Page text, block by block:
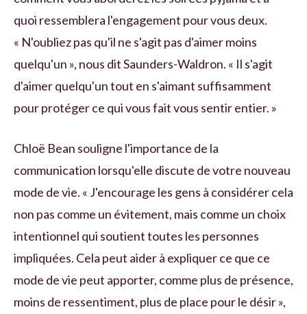
quoi ressemblera l'engagement pour vous deux.
« N'oubliez pas qu'il ne s'agit pas d'aimer moins
quelqu'un », nous dit Saunders-Waldron. « Il s'agit
d'aimer quelqu'un tout en s'aimant suffisamment
pour protéger ce qui vous fait vous sentir entier. »
Chloë Bean souligne l'importance de la
communication lorsqu'elle discute de votre nouveau
mode de vie. « J'encourage les gens à considérer cela
non pas comme un évitement, mais comme un choix
intentionnel qui soutient toutes les personnes
impliquées. Cela peut aider à expliquer ce que ce
mode de vie peut apporter, comme plus de présence,
moins de ressentiment, plus de place pour le désir »,